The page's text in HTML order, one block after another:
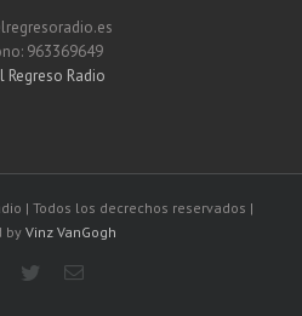
963369649
Regreso Radio
| Todos los decrechos reservados |
by Vinz VanGogh